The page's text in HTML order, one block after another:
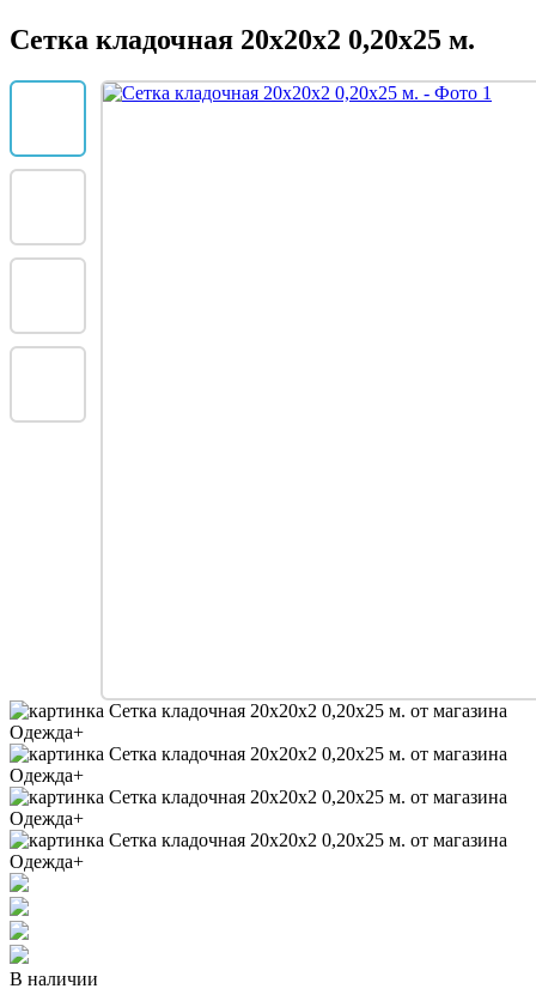
Сетка кладочная 20х20x2 0,20х25 м.
В наличии